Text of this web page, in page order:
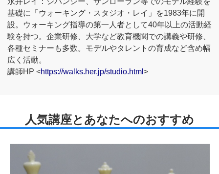
基礎に「ウォーキング・スタジオ・レイ」を1983年に開
設。ウォーキング指導の第一人者として40年以上の活動経
験を持つ。企業研修、大学など教育機関での講義や研修、
各種セミナーも多数。モデルやタレントの育成など含め幅
広く活動。
講師HP <https://walks.her.jp/studio.html >